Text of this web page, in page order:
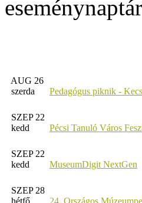
eseménynaptár
AUG 26
szerda
Pedagógus piknik -
SZEP 22
kedd
Pécsi Tanuló Város
SZEP 22
kedd
MuseumDigit NextGen
SZEP 28
hétfő
24. Országos